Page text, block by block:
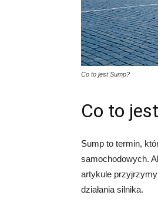
Co to jest Sump?
Co to
Sump to termin,
samochodowych.
artykule przyjrzymy
działania silnika.